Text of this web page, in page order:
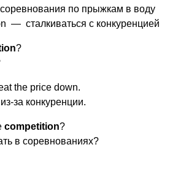
по прыжкам в воду
— сталкиваться с конкуренцией
?
the price down.
за конкуренции.
competition?
в соревнованиях?